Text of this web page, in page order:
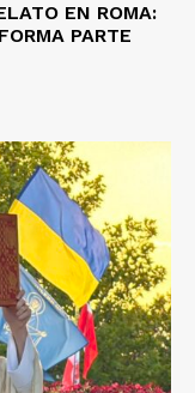
EN ROMA:
PARTE